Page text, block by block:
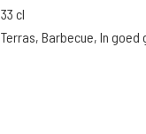
33 cl
Terras, Barbecue, In goed